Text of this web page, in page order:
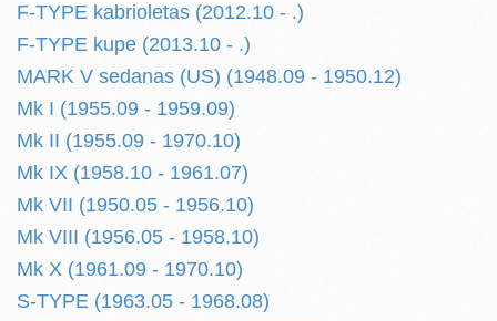
F-TYPE kabrioletas (2012.10 - .)
F-TYPE kupe (2013.10 - .)
MARK V sedanas (US) (1948.09 - 1950.12)
Mk I (1955.09 - 1959.09)
Mk II (1955.09 - 1970.10)
Mk IX (1958.10 - 1961.07)
Mk VII (1950.05 - 1956.10)
Mk VIII (1956.05 - 1958.10)
Mk X (1961.09 - 1970.10)
S-TYPE (1963.05 - 1968.08)